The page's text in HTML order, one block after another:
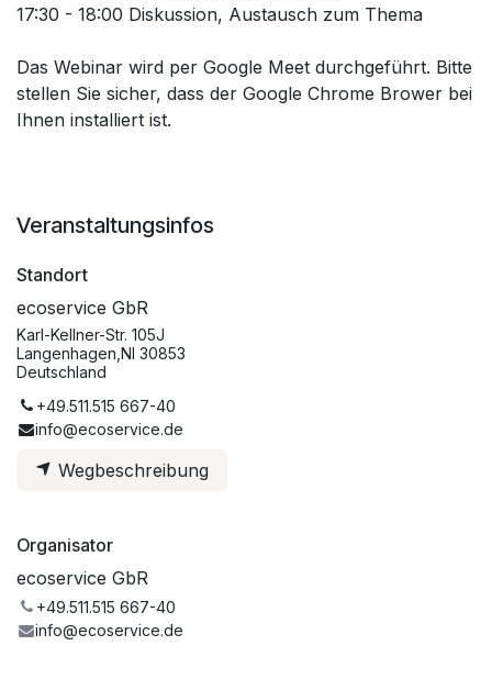
17:30 - 18:00 Diskussion, Austausch zum Thema
Das Webinar wird per Google Meet durchgeführt. Bitte
stellen Sie sicher, dass der Google Chrome Brower bei
Ihnen installiert ist.
Veranstaltungsinfos
Standort
ecoservice GbR
Karl-Kellner-Str. 105J
Langenhagen,NI 30853
Deutschland
+49.511.515 667-40
info@ecoservice.de
Wegbeschreibung
Organisator
ecoservice GbR
+49.511.515 667-40
info@ecoservice.de